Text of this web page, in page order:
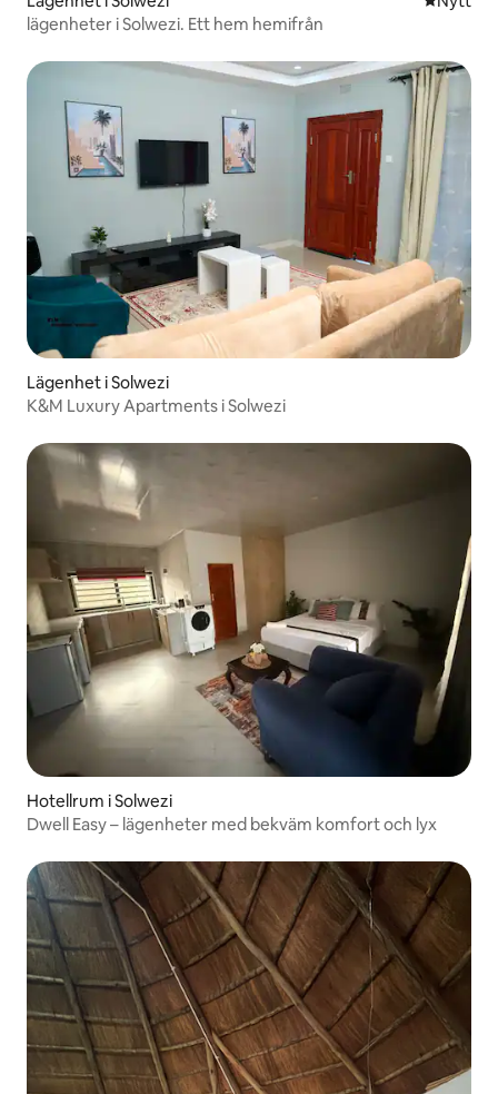
lägenheter i Solwezi. Ett hem hemifrån
Lägenhet i Solwezi
K&M Luxury Apartments i Solwezi
Hotellrum i Solwezi
Dwell Easy – lägenheter med bekväm komfort och lyx